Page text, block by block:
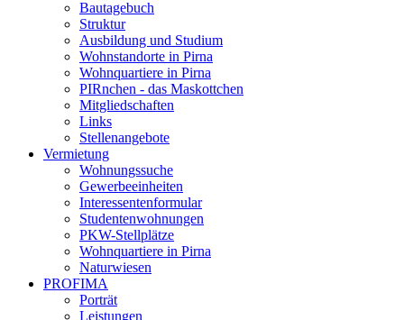
Bautagebuch
Struktur
Ausbildung und Studium
Wohnstandorte in Pirna
Wohnquartiere in Pirna
PIRnchen - das Maskottchen
Mitgliedschaften
Links
Stellenangebote
Vermietung
Wohnungssuche
Gewerbeeinheiten
Interessentenformular
Studentenwohnungen
PKW-Stellplätze
Wohnquartiere in Pirna
Naturwiesen
PROFIMA
Porträt
Leistungen